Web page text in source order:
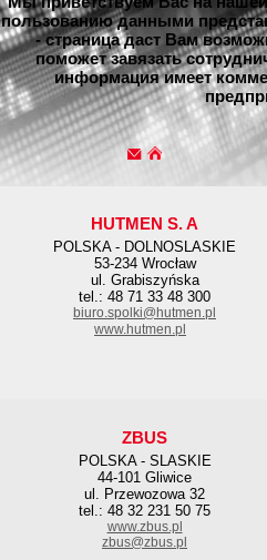
пользованию данными
- страница даст Вам
поможет завязать
информация имеет
HUTMEN S. A
POLSKA - DOLNOSLASKIE
53-234 Wrocław
ul. Grabiszyńska
tel.: 48 71 33 48 300
biuro.spolki@hutmen.pl
www.hutmen.pl
ZBUS
POLSKA - SLASKIE
44-101 Gliwice
ul. Przewozowa 32
tel.: 48 32 231 50 75
www.zbus.pl
zbus@zbus.pl